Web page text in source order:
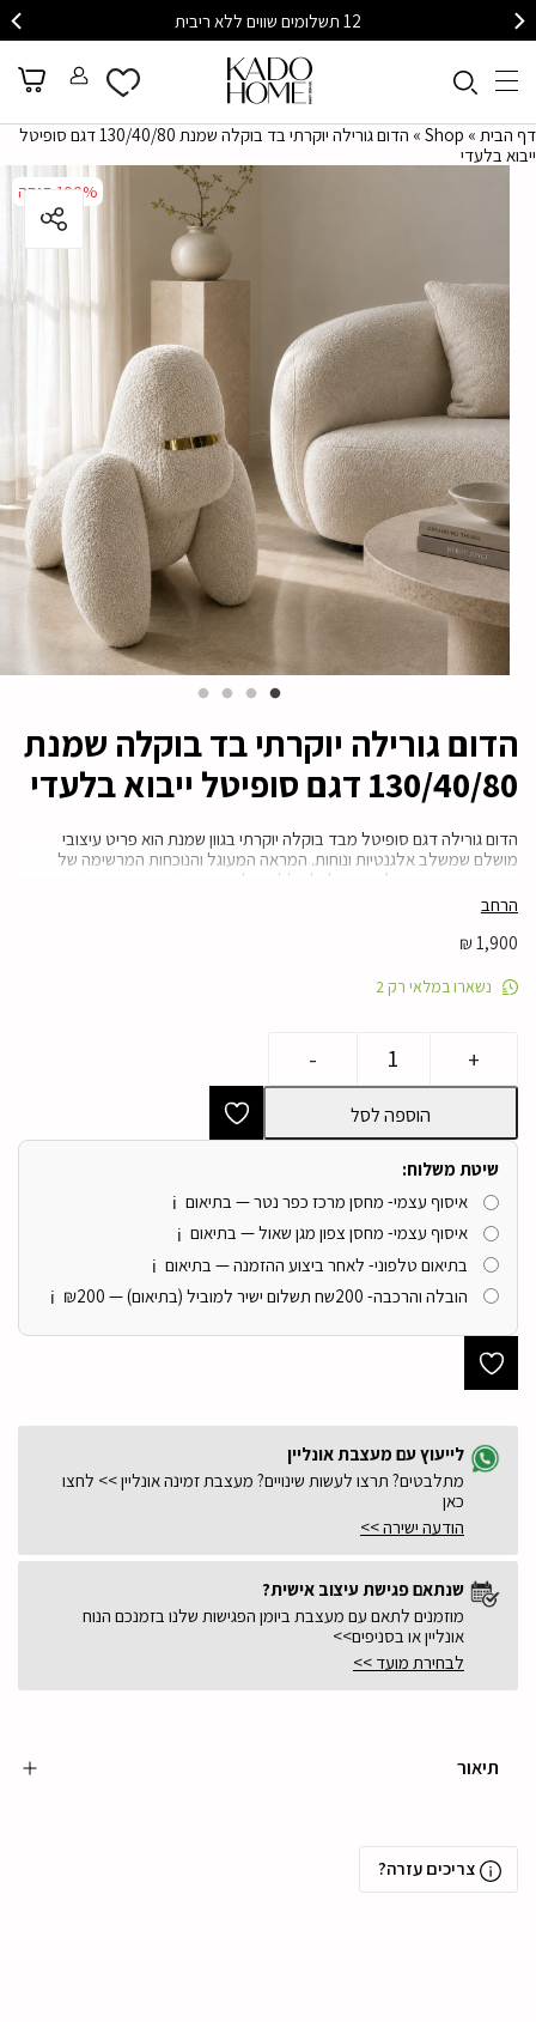
12 תשלומים שווים ללא ריבית
דף הבית »
Shop
»
הדום גורילה יוקרתי בד בוקלה שמנת 130/40/80 דגם סופיטל
ייבוא בלעדי
100% הנחה
הדום גורילה יוקרתי בד בוקלה שמנת
130/40/80 דגם סופיטל ייבוא בלעדי
הדום גורילה דגם סופיטל מבד בוקלה יוקרתי בגוון שמנת הוא פריט עיצובי
מושלם שמשלב אלגנטיות ונוחות. המראה המעוגל והנוכחות המרשימה של
ההדום מוסיפים טאץ’ יוקרתי לכל חלל – סלון, חדר שינה או חדר המתנה. בד
הבוקלה האיכותי מעניק מגע רך ותחושת נוחות מושלמת לישיבה, תוך שמירה על
עמידות לאורך זמן ותחזוקה קלה. ההדום מתאים לשימוש נפרד ככיסא קטן, או
כתוספת לספה או כורסה ליצירת קומפוזיציה יוקרתית ומזמינה.
קולקציית סופיטל – ייבוא ועיצוב קאדו הום.
הרחב
₪1,900
נשארו במלאי רק 2
-
הדום
גורילה
יוקרתי
בד
130/40/80
דגם
סופיטל
ייבוא
+
הוספה לסל
שיטת משלוח:
איסוף עצמי- מחסן מרכז כפר נטר — בתיאום ℹ️
איסוף עצמי- מחסן צפון מגן שאול — בתיאום ℹ️
בתיאום טלפוני- לאחר ביצוע ההזמנה — בתיאום ℹ️
הובלה והרכבה- 200שח תשלום ישיר למוביל (בתיאום) — ₪200 ℹ️
לייעוץ עם מעצבת אונליין
מתלבטים? תרצו לעשות שינויים? מעצבת זמינה אונליין >> לחצו
כאן
הודעה ישירה >>
שנתאם פגישת עיצוב אישית?
מוזמנים לתאם עם מעצבת ביומן הפגישות שלנו בזמנכם הנוח
אונליין או בסניפים>>
לבחירת מועד >>
תיאור
צריכים עזרה?